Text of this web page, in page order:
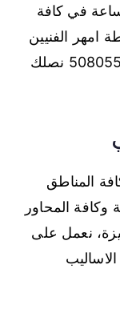
خدماتنا متاحة على مدار 24 ساعة في كافة
امهر الفنيين
في الكويت فقط اتصل على هاتف 50805535 نصلك
ساعة في كافة المناطق
وكافة المحاور
نعمل على